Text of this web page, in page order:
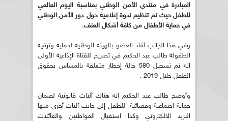
المبادرة في منتدى الأمن الوطني بمناسبة اليوم العالمي
للطفل حيث تم تنظيم ندوة إعلامية حول دور الأمن الوطني
في حماية الأطفال من كافة أشكال العنف.
وفي هذا الجانب أفاد العضو بالهيئة الوطنية لحماية وترقية
الطفولة طالب عبد الحكيم في تصريح للقناة الإذاعية الأولى
انه تم تسجيل 580 حالة إخطار متعلقة بالمساس بحقوق
الطفل خلال 2019 .
وأوضح طالب عبد الحكيم انه هناك آليات قانونية لضمان
حماية اجتماعية وقضائية للطفل إلى جانب آليات أخرى منها
البريد الالكتروني وكذا استقبال المواطنين والعائلات